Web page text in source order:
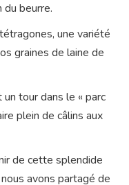
du beurre.
une variété
graines de laine de
tour dans le « parc
plein de câlins aux
de cette splendide
avons partagé de